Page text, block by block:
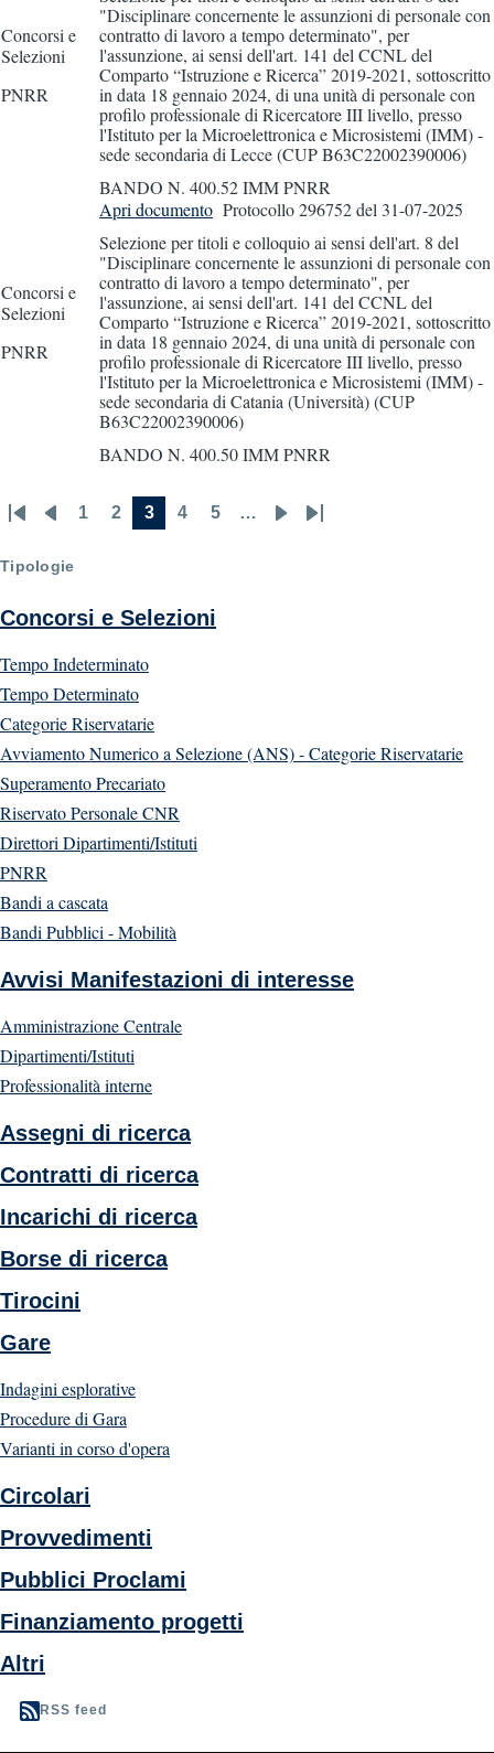
Concorsi e
Selezioni
PNRR
"Disciplinare concernente le assunzioni di personale con
contratto di lavoro a tempo determinato", per
l'assunzione, ai sensi dell'art. 141 del CCNL del
Comparto “Istruzione e Ricerca” 2019-2021, sottoscritto
in data 18 gennaio 2024, di una unità di personale con
profilo professionale di Ricercatore III livello, presso
l'Istituto per la Microelettronica e Microsistemi (IMM) -
sede secondaria di Lecce (CUP B63C22002390006)
BANDO N. 400.52 IMM PNRR
Concorsi e
Selezioni
PNRR
Apri documento Protocollo 296752del 31-07-2025
Selezione per titoli e colloquio ai sensi dell'art. 8 del
"Disciplinare concernente le assunzioni di personale con
contratto di lavoro a tempo determinato", per
l'assunzione, ai sensi dell'art. 141 del CCNL del
Comparto “Istruzione e Ricerca” 2019-2021, sottoscritto
in data 18 gennaio 2024, di una unità di personale con
profilo professionale di Ricercatore III livello, presso
l'Istituto per la Microelettronica e Microsistemi (IMM) -
sede secondaria di Catania (Università) (CUP
B63C22002390006)
BANDO N. 400.50 IMM PNRR
First
page
Previous
page
1
Page
2
Current
3 4 5 …
Next Last
Tipologie
Concorsi e Selezioni
Tempo Indeterminato
Tempo Determinato
Categorie Riservatarie
Avviamento Numerico a Selezione (ANS) - Categorie Riservatarie
Superamento Precariato
Riservato Personale CNR
Direttori Dipartimenti/Istituti
PNRR
Bandi a cascata
Bandi Pubblici - Mobilità
Avvisi Manifestazioni di interesse
Amministrazione Centrale
Dipartimenti/Istituti
Professionalità interne
Assegni di ricerca
Contratti di ricerca
Incarichi di ricerca
Borse di ricerca
Tirocini
Gare
Indagini esplorative
Procedure di Gara
Varianti in corso d'opera
Circolari
Provvedimenti
Pubblici Proclami
Finanziamento progetti
Altri
RSS feed